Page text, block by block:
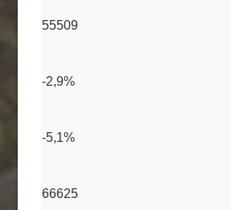
55509
-2,9%
-5,1%
66625